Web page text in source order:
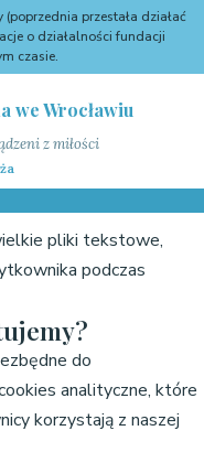
przestała działać
o działalności fundacji
czasie.
we Wrocławiu
z miłości
pliki tekstowe,
podczas
do
analityczne, które
korzystają z naszej